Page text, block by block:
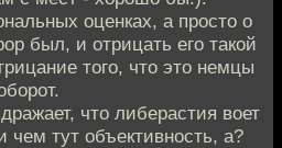
оценках, а просто о
был, и отрицать его такой
того, что это немцы
что либерастия воет
чем тут объективность, а?